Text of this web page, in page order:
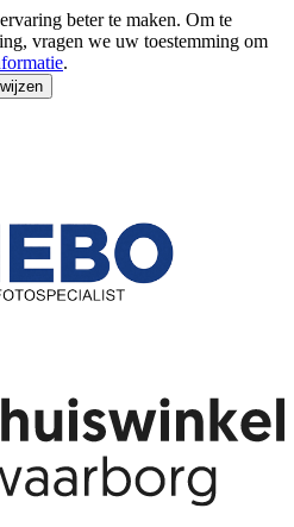
beter te maken. Om te
vragen we uw toestemming om
.